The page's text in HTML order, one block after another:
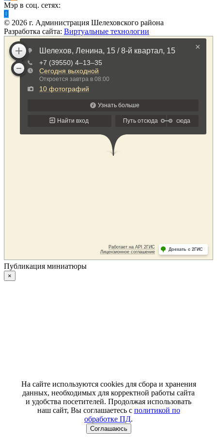
Мэр в соц. сетях:
© 2026 г. Администрация Шелеховского района
Разработка сайта: Виртуальные технологии
Публикация миниатюры
×
На сайте используются cookies для сбора и хранения
данных, необходимых для корректной работы сайта
и удобства посетителей. Продолжая использовать
наш сайт, Вы соглашаетесь с политикой по
обработке ПД.
Соглашаюсь